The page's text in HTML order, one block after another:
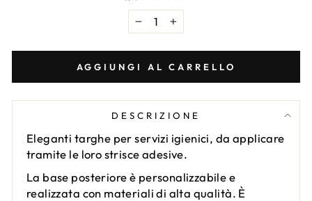
− +
AGGIUNGI AL CARRELLO
DESCRIZIONE
Eleganti targhe per servizi igienici, da applicare
tramite le loro strisce adesive.
La base posteriore è personalizzabile e
realizzata con materiali di alta qualità. È